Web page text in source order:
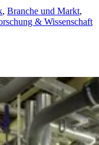
, Branche und Markt,
& Wissenschaft